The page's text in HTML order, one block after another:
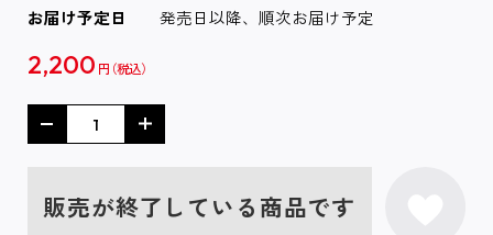
お届け予定日 発売日以降、順次お届け予定
2,200 円
販売が終了している商品です